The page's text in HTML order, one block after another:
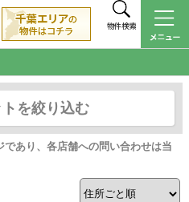
物件検索
トを絞り込む
あり、各店舗への問い合わせは当